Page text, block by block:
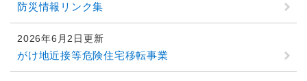
防災情報リンク集
2026年6月2日更新
がけ地近接等危険住宅移転事業